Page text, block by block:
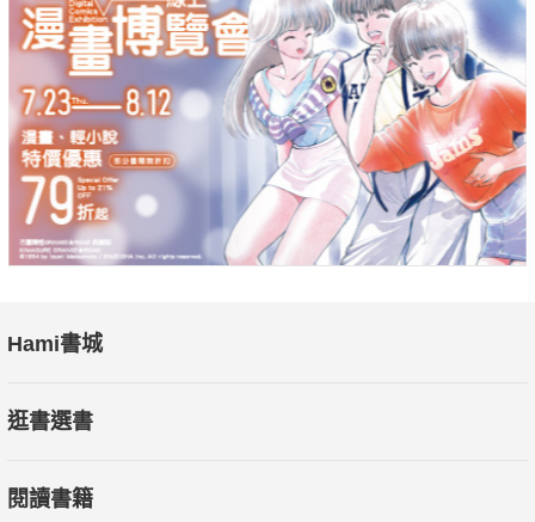
Ü養生最重要的運動＋1
橫膈膜幾乎影響全身所有的經絡，深呼吸拉動軟化橫膈膜，可以
有效疏通三焦經，幫助排除身心垃圾，早晚做20次「橫膈膜運
動」，養生保健效果堪比「敲膽經」！
【專文推薦】
樓宇偉（中華整合醫學與健康促進協會副理事長 ）
呂銘峰（美國普渡大學生物化學博士）
Hami書城
逛書選書
閱讀書籍